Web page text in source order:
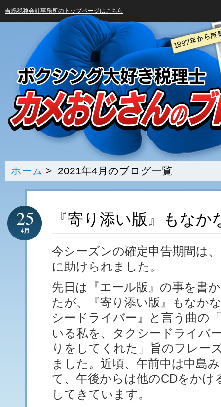
吉嶋税務会計事務所のトップページはこちら
ホーム > 2021年4月のブログ一覧
『寄り添い版』もなか
25
4月
今シーズンの確定申告期間は
に助けられました。
先日は『エール版』の事を書
たが、『寄り添い版』もなか
シードライバー』と言う曲の
いる私を、タクシードライバ
りをしてくれた」旨のフレー
ました。近頃、午前中は中島
て、午後からは他のCDをかけ
してきています。